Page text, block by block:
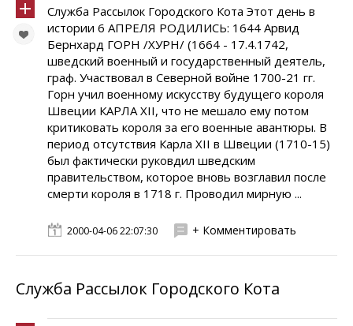
Служба Рассылок Городского Кота Этот день в
истории 6 АПРЕЛЯ РОДИЛИСЬ: 1644 Арвид
Бернхард ГОРН /ХУРН/ (1664 - 17.4.1742,
шведский военный и государственный деятель,
граф. Участвовал в Северной войне 1700-21 гг.
Горн учил военному искусству будущего короля
Швеции КАРЛА XII, что не мешало ему потом
критиковать короля за его военные авантюры. В
период отсутствия Карла XII в Швеции (1710-15)
был фактически руковдил шведским
правительством, которое вновь возглавил после
смерти короля в 1718 г. Проводил мирную ...
2000-04-06 22:07:30 + Комментировать
Служба Рассылок Городского Кота